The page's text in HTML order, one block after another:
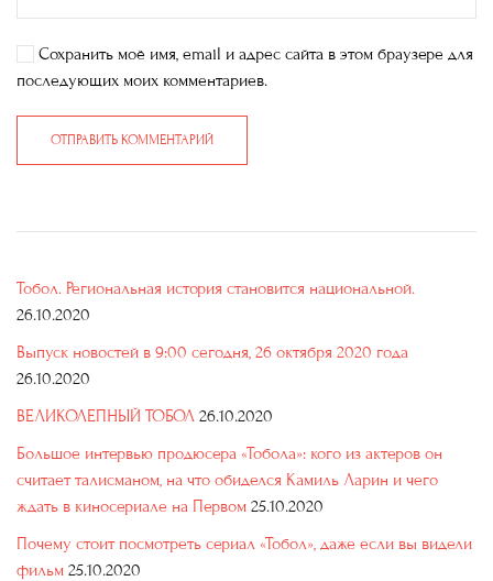
Сохранить моё имя, email и адрес сайта в этом браузере для
последующих моих комментариев.
ОТПРАВИТЬ КОММЕНТАРИЙ
Тобол. Региональная история становится национальной.
26.10.2020
Выпуск новостей в 9:00 сегодня, 26 октября 2020 года
26.10.2020
ВЕЛИКОЛЕПНЫЙ ТОБОЛ 26.10.2020
Большое интервью продюсера «Тобола»: кого из актеров он
считает талисманом, на что обиделся Камиль Ларин и чего
ждать в киносериале на Первом 25.10.2020
Почему стоит посмотреть сериал «Тобол», даже если вы видели
фильм 25.10.2020